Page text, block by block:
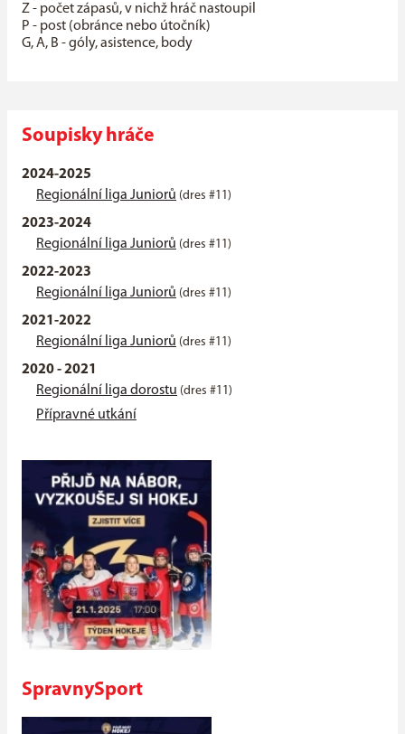
Z - počet zápasů, v nichž hráč nastoupil
P - post (obránce nebo útočník)
G, A, B - góly, asistence, body
Soupisky hráče
2024-2025
Regionální liga Juniorů (dres #11)
2023-2024
Regionální liga Juniorů (dres #11)
2022-2023
Regionální liga Juniorů (dres #11)
2021-2022
Regionální liga Juniorů (dres #11)
2020 - 2021
Regionální liga dorostu (dres #11)
Přípravné utkání
SpravnySport